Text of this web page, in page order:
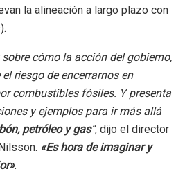
la alineación a largo plazo con
cómo la acción del gobierno,
riesgo de encerrarnos en
combustibles fósiles. Y presenta
y ejemplos para ir más allá
petróleo y gas”, dijo el director
«Es hora de imaginar y
.